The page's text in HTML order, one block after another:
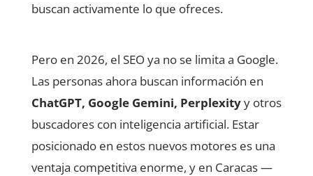
buscan activamente lo que ofreces.
Pero en 2026, el SEO ya no se limita a Google.
Las personas ahora buscan información en
ChatGPT, Google Gemini, Perplexityy otros
buscadores con inteligencia artificial. Estar
posicionado en estos nuevos motores es una
ventaja competitiva enorme, y en Caracas —